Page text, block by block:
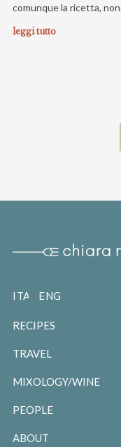
comunque la ricetta,
leggi tutto
ITALIANOENGLISH
RECIPES
TRAVEL
MIXOLOGY/WINE
PEOPLE
ABOUT